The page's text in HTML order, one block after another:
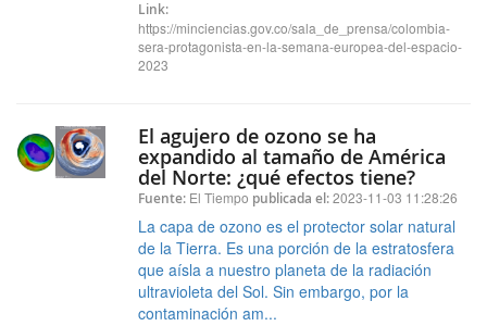
Link:
https://minciencias.gov.co/sala_de_prensa/colombia-
sera-protagonista-en-la-semana-europea-del-espacio-
2023
El agujero de ozono se ha
expandido al tamaño de América
del Norte: ¿qué efectos tiene?
Fuente: El Tiempo publicada el:2023-11-03 11:28:26
La capa de ozono es el protector solar natural
de la Tierra. Es una porción de la estratosfera
que aísla a nuestro planeta de la radiación
ultravioleta del Sol. Sin embargo, por la
contaminación am...